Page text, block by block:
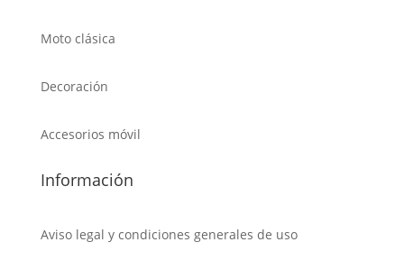
Moto clásica
Decoración
Accesorios móvil
Información
Aviso legal y condiciones generales de uso